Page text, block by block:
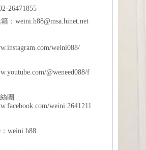
26471855
： weini.h88@msa.hinet.net
weini088/
@weneed088/f
團
weini.2641211
weini.h88